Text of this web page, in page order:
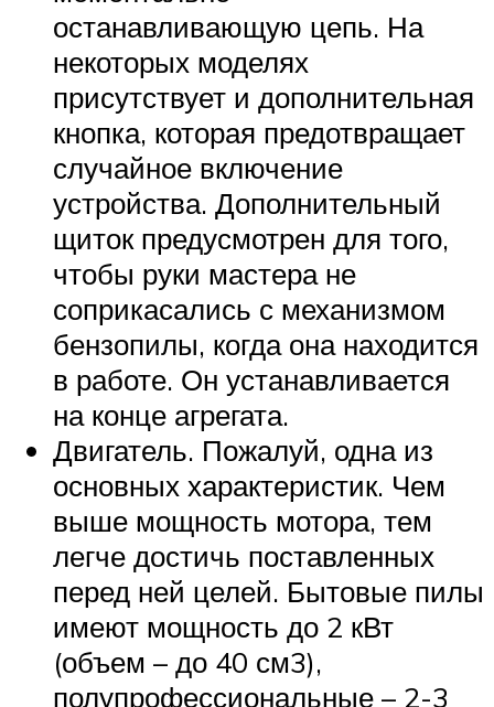
останавливающую цепь. На
некоторых моделях
присутствует и дополнительная
кнопка, которая предотвращает
случайное включение
устройства. Дополнительный
щиток предусмотрен для того,
чтобы руки мастера не
соприкасались с механизмом
бензопилы, когда она находится
в работе. Он устанавливается
на конце агрегата.
Двигатель. Пожалуй, одна из
основных характеристик. Чем
выше мощность мотора, тем
легче достичь поставленных
перед ней целей. Бытовые пилы
имеют мощность до 2 кВт
(объем – до 40 см3),
полупрофессиональные – 2-3